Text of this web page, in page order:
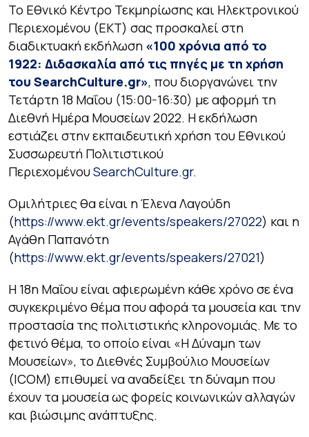
Το Εθνικό Κέντρο Τεκμηρίωσης και Ηλεκτρονικού
Περιεχομένου (ΕΚΤ) σας προσκαλεί στη
διαδικτυακή εκδήλωση «100 χρόνια από το
1922: Διδασκαλία από τις πηγές με τη χρήση
του SearchCulture.gr», που διοργανώνει την
Τετάρτη 18 Μαΐου (15:00-16:30) με αφορμή τη
Διεθνή Ημέρα Μουσείων 2022. Η εκδήλωση
εστιάζει στην εκπαιδευτική χρήση του Εθνικού
Συσσωρευτή Πολιτιστικού
ΠεριεχομένουSearchCulture.gr.
Ομιλήτριες θα είναι η Έλενα Λαγούδη
(https://www.ekt.gr/events/speakers/27022) και η
Αγάθη Παπανότη
(https://www.ekt.gr/events/speakers/27021)
Η 18η Μαΐου είναι αφιερωμένη κάθε χρόνο σε ένα
συγκεκριμένο θέμα που αφορά τα μουσεία και την
προστασία της πολιτιστικής κληρονομιάς. Με το
φετινό θέμα, το οποίο είναι «Η Δύναμη των
Μουσείων», το Διεθνές Συμβούλιο Μουσείων
(ICOM) επιθυμεί να αναδείξει τη δύναμη που
έχουν τα μουσεία ως φορείς κοινωνικών αλλαγών
και βιώσιμης ανάπτυξης.